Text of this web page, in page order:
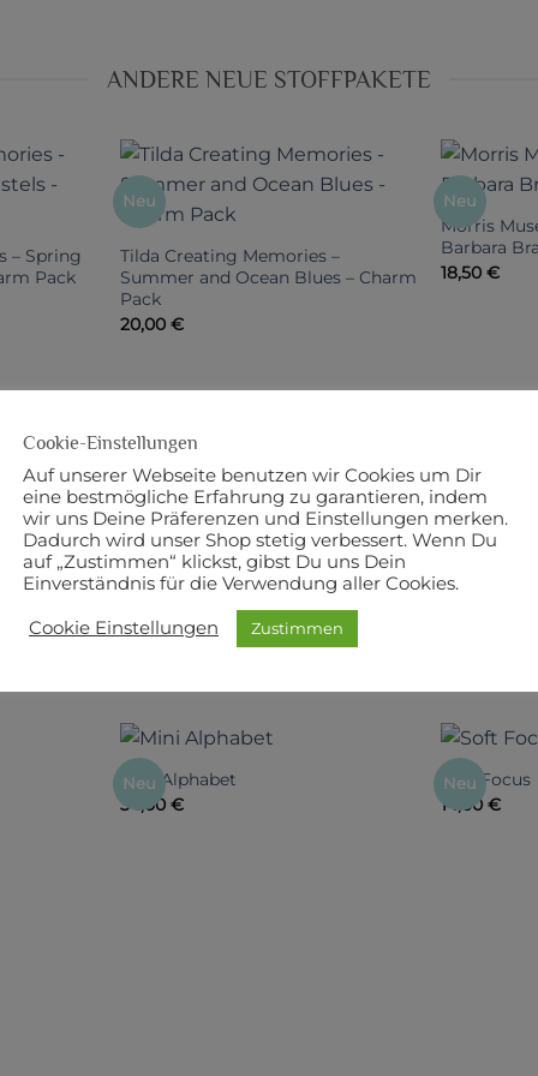
ANDERE NEUE STOFFPAKETE
– Spring
Pack
Neu
Tilda Creating Memories –
Summer and Ocean Blues – Charm
Pack
20,00€
Neu
Morris
Barbara
18,50€
Neu
Mini Alphabet
34,00€
Neu
Soft Focus
14,00€
Cookie-Einstellungen
Auf unserer Webseite benutzen wir Cookies um Dir
eine bestmögliche Erfahrung zu garantieren, indem
wir uns Deine Präferenzen und Einstellungen merken.
Dadurch wird unser Shop stetig verbessert. Wenn Du
auf „Zustimmen“ klickst, gibst Du uns Dein
Einverständnis für die Verwendung aller Cookies.
Cookie Einstellungen Zustimmen